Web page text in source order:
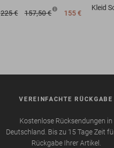
225 € 157,50 € 155 €
Kleid
VEREINFACHTE RÜCKGABE
Kostenlose Rücksendungen in
Deutschland. Bis zu 15 Tage Zeit
Rückgabe Ihrer Artikel.